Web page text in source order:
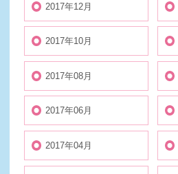
2017年12月
2017年10月
2017年08月
2017年06月
2017年04月